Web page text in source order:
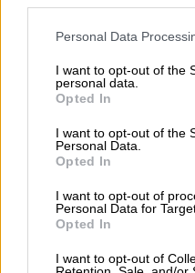
Please note that this
not limited to your visit or
grant or deny consent to
use your data for below
consent section.
Personal Data
I want to opt-out of the
personal data.
Opted In
I want to opt-out of the
Personal Data.
Opted In
I want to opt-out of
Personal Data for
Opted In
I want to opt-out of